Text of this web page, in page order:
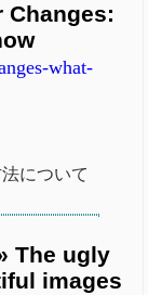
Changes:
what-
について
The ugly
images